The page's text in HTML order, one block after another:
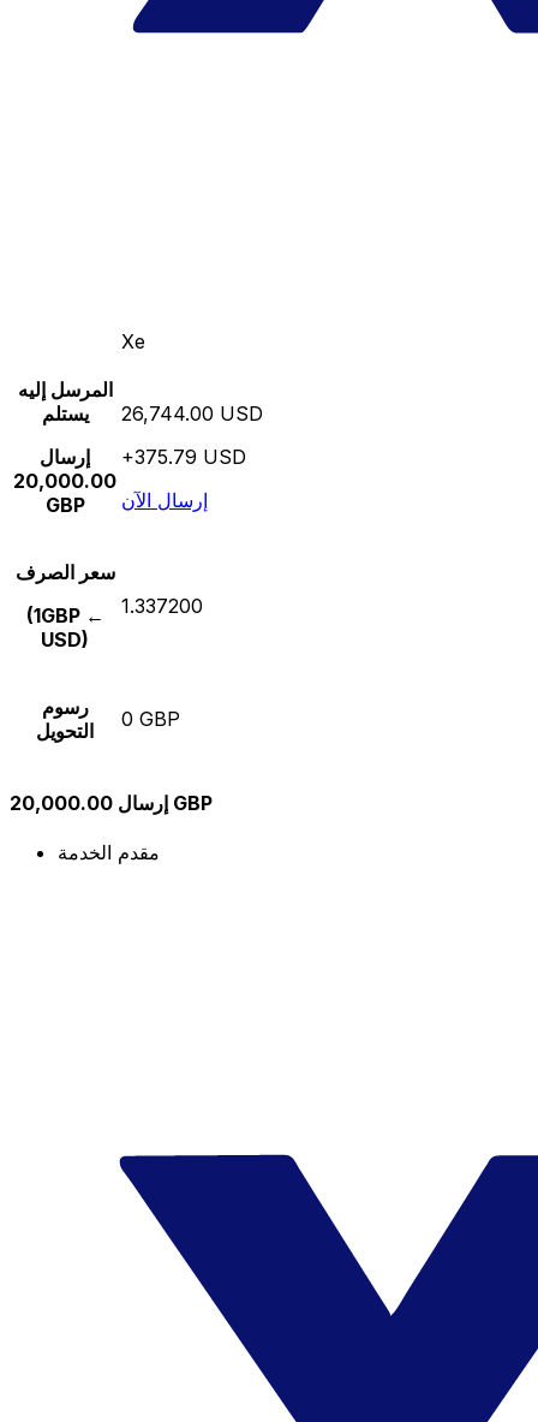
Xe
المرسل إليه
يستلم
إرسال
20,000.00
GBP
26,744.00 USD
+375.79 USD
إرسال الآن
سعر الصرف
(1GBP ←
USD)
1.337200
رسوم
التحويل
0 GBP
إرسال 20,000.00 GBP
مقدم الخدمة